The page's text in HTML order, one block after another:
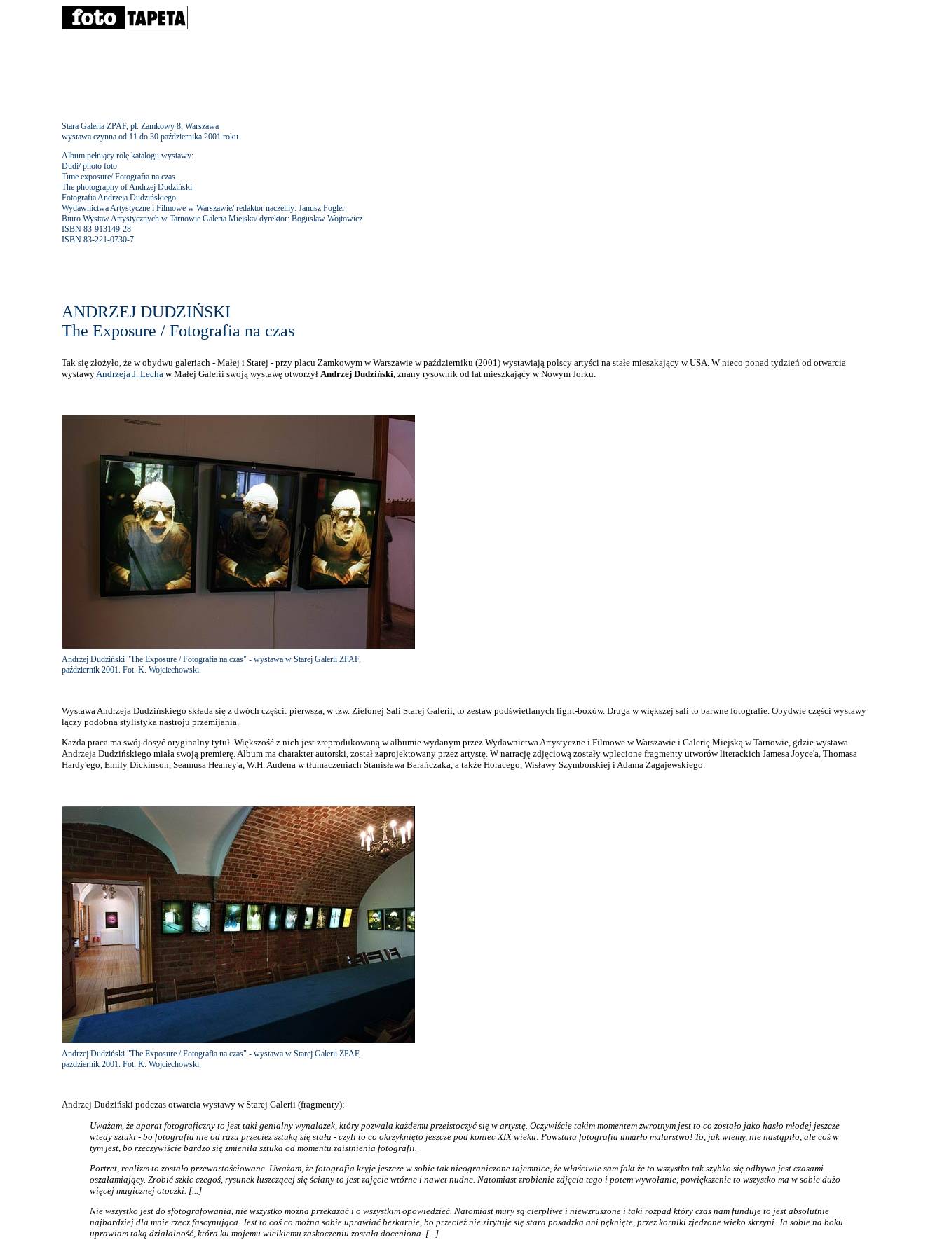
Stara Galeria ZPAF, pl. Zamkowy 8, Warszawa
wystawa czynna od 11 do 30 października 2001 roku.
Album pełniący rolę katalogu wystawy:
Dudi/ photo foto
Time exposure/ Fotografia na czas
The photography of Andrzej Dudziński
Fotografia Andrzeja Dudzińskiego
Wydawnictwa Artystyczne i Filmowe w Warszawie/ redaktor naczelny: Janusz Fogler
Biuro Wystaw Artystycznych w Tarnowie Galeria Miejska/ dyrektor: Bogusław Wojtowicz
ISBN 83-913149-28
ISBN 83-221-0730-7
ANDRZEJ DUDZIŃSKI
The Exposure / Fotografia na czas
Tak się złożyło, że w obydwu galeriach - Małej i Starej - przy placu Zamkowym w Warszawie w październiku (2001) wystawiają polscy artyści na stałe mieszkający w USA. W nieco ponad tydzień od otwarcia
wystawyAndrzeja J. Lecha w Małej Galerii swoją wystawę otworzył Andrzej Dudziński, znany rysownik od lat mieszkający w Nowym Jorku.
Andrzej Dudziński "The Exposure / Fotografia na czas" - wystawa w Starej Galerii ZPAF,
październik 2001. Fot. K. Wojciechowski.
Wystawa Andrzeja Dudzińskiego składa się z dwóch części: pierwsza, w tzw. Zielonej Sali Starej Galerii, to zestaw podświetlanych light-boxów. Druga w większej sali to barwne fotografie. Obydwie części wystawy
łączy podobna stylistyka nastroju przemijania.
Każda praca ma swój dosyć oryginalny tytuł. Większość z nich jest zreprodukowaną w albumie wydanym przez Wydawnictwa Artystyczne i Filmowe w Warszawie i Galerię Miejską w Tarnowie, gdzie wystawa
Andrzeja Dudzińskiego miała swoją premierę. Album ma charakter autorski, został zaprojektowany przez artystę. W narrację zdjęciową zostały wplecione fragmenty utworów literackich Jamesa Joyce'a, Thomasa
Hardy'ego, Emily Dickinson, Seamusa Heaney'a, W.H. Audena w tłumaczeniach Stanisława Barańczaka, a także Horacego, Wisławy Szymborskiej i Adama Zagajewskiego.
Andrzej Dudziński "The Exposure / Fotografia na czas" - wystawa w Starej Galerii ZPAF,
październik 2001. Fot. K. Wojciechowski.
Andrzej Dudziński podczas otwarcia wystawy w Starej Galerii (fragmenty):
Uważam, że aparat fotograficzny to jest taki genialny wynalazek, który pozwala każdemu przeistoczyć się w artystę. Oczywiście takim momentem zwrotnym jest to co zostało jako hasło młodej jeszcze
wtedy sztuki - bo fotografia nie od razu przecież sztuką się stała - czyli to co okrzyknięto jeszcze pod koniec XIX wieku: Powstała fotografia umarło malarstwo! To, jak wiemy, nie nastąpiło, ale coś w
tym jest, bo rzeczywiście bardzo się zmieniła sztuka od momentu zaistnienia fotografii.
Portret, realizm to zostało przewartościowane. Uważam, że fotografia kryje jeszcze w sobie tak nieograniczone tajemnice, że właściwie sam fakt że to wszystko tak szybko się odbywa jest czasami
oszałamiający. Zrobić szkic czegoś, rysunek łuszczącej się ściany to jest zajęcie wtórne i nawet nudne. Natomiast zrobienie zdjęcia tego i potem wywołanie, powiększenie to wszystko ma w sobie dużo
więcej magicznej otoczki. [...]
Nie wszystko jest do sfotografowania, nie wszystko można przekazać i o wszystkim opowiedzieć. Natomiast mury są cierpliwe i niewzruszone i taki rozpad który czas nam funduje to jest absolutnie
najbardziej dla mnie rzecz fascynująca. Jest to coś co można sobie uprawiać bezkarnie, bo przecież nie zirytuje się stara posadzka ani pęknięte, przez korniki zjedzone wieko skrzyni. Ja sobie na boku
uprawiam taką działalność, która ku mojemu wielkiemu zaskoczeniu została doceniona. [...]